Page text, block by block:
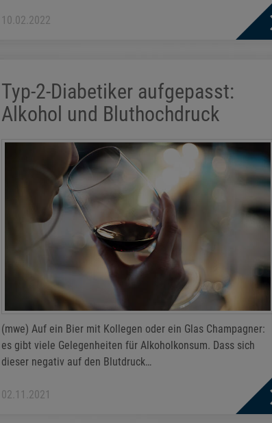
10.02.2022
Typ-2-Diabetiker aufgepasst:
Alkohol und Bluthochdruck
(mwe) Auf ein Bier mit Kollegen oder ein Glas Champagner:
es gibt viele Gelegenheiten für Alkoholkonsum. Dass sich
dieser negativ auf den Blutdruck…
02.11.2021